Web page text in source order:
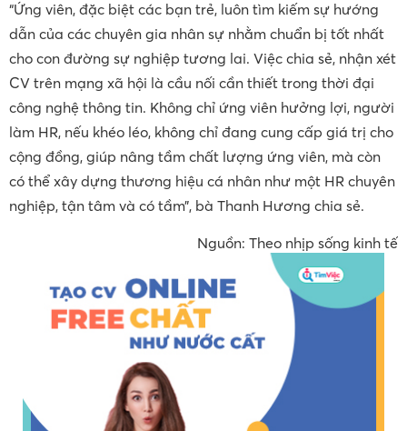
“Ứng viên, đặc biệt các bạn trẻ, luôn tìm kiếm sự hướng
dẫn của các chuyên gia nhân sự nhằm chuẩn bị tốt nhất
cho con đường sự nghiệp tương lai. Việc chia sẻ, nhận xét
CV trên mạng xã hội là cầu nối cần thiết trong thời đại
công nghệ thông tin. Không chỉ ứng viên hưởng lợi, người
làm HR, nếu khéo léo, không chỉ đang cung cấp giá trị cho
cộng đồng, giúp nâng tầm chất lượng ứng viên, mà còn
có thể xây dựng thương hiệu cá nhân như một HR chuyên
nghiệp, tận tâm và có tầm”, bà Thanh Hương chia sẻ.
Nguồn: Theo nhịp sống kinh tế